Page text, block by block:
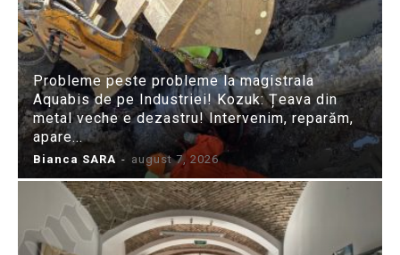
Probleme peste probleme la magistrala
Aquabis de pe Industriei! Kozuk: Țeava din
metal veche e dezastru! Intervenim, reparăm,
apare...
Bianca SARA - august 7, 2026